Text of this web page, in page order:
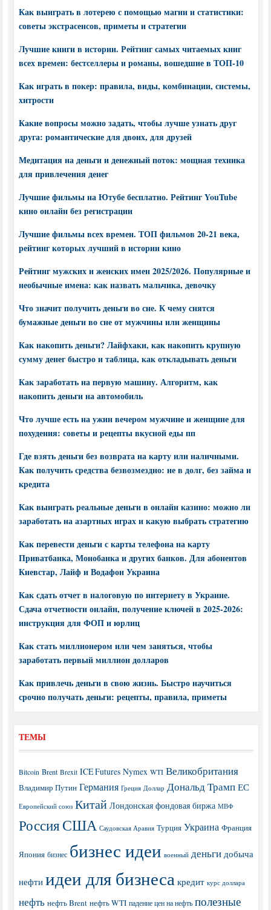
Как выиграть в лотерею с помощью магии и статистики:
советы экстрасенсов, приметы и стратегии
Лучшие книги в истории. Рейтинг самых читаемых книг
всех времен: бестселлеры и романы, вошедшие в ТОП-10
Как играть в покер: правила, виды, комбинации, системы,
хитрости
Какие вопросы можно задать, чтобы лучше узнать друг
друга: романтические для двоих, для друзей
Медитация на деньги и денежный поток: мощная техника
для привлечения денег
Лучшие фильмы на Ютубе бесплатно. Рейтинг YouTube
кино онлайн без регистрации
Лучшие фильмы всех времен. ТОП фильмов 20-21 века,
рейтинг которых лучший в истории кино
Рейтинг мужских и женских имен 2025/2026. Популярные и
необычные имена: как назвать мальчика, девочку
Что значит получить деньги во сне. К чему снятся
бумажные деньги во сне от мужчины или женщины
Как накопить деньги? Лайфхаки, как накопить крупную
сумму денег быстро и таблица, как откладывать деньги
Как заработать на первую машину. Алгоритм, как
накопить деньги на автомобиль
Что лучше есть на ужин вечером мужчине и женщине для
похудения: советы и рецепты вкусной еды пп
Где взять деньги без возврата на карту или наличными.
Как получить средства безвозмездно: не в долг, без займа и
кредита
Как выиграть реальные деньги в онлайн казино: можно ли
заработать на азартных играх и какую выбрать стратегию
Как перевести деньги с карты телефона на карту
Приватбанка, Монобанка и других банков. Для абонентов
Киевстар, Лайф и Водафон Украина
Как сдать отчет в налоговую по интернету в Украине.
Сдача отчетности онлайн, получение ключей в 2025-2026:
инструкция для ФОП и юрлиц
Как стать миллионером или чем заняться, чтобы
заработать первый миллион долларов
Как привлечь деньги в свою жизнь. Быстро научиться
срочно получать деньги: рецепты, правила, приметы
ТЕМЫ
Bitcoin Brent Brexit ICE Futures Nymex WTI Великобритания
Владимир Путин Германия Греция Доллар Дональд Трамп ЕС
Европейский союз Китай Лондонская фондовая биржа МВФ
РоссияСША Саудовская Аравия Турция Украина Франция
Япония бизнес бизнес идеи военный деньги добыча
нефти идеи для бизнеса кредит курс доллара
нефть нефть Brent нефть WTI падение цен на нефть полезные